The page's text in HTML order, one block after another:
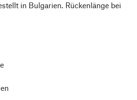
in Bulgarien. Rückenlänge bei